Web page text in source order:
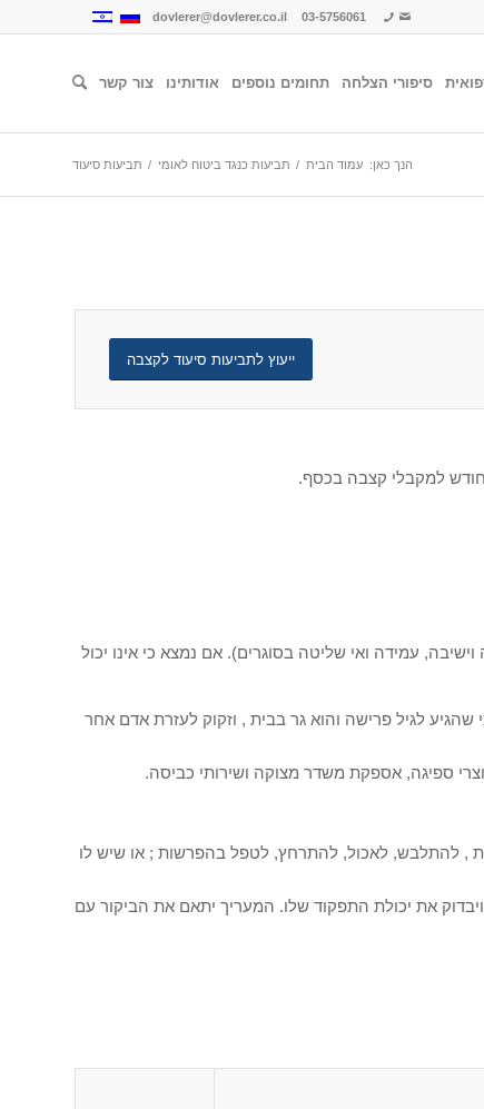
dovlerer@dovlerer.co.il 03-5756061
סיפורי הצלחה תחומים נוספים אודותינו צור קשר
הנך כאן: עמוד הבית / תביעות כנגד ביטוח לאומי / תביעות סיעוד
ייעוץ לתביעות סיעוד לקצבה
עמידה ואי שליטה בסוגרים). אם נמצא כי אינו יכול
לגיל פרישה והוא גר בבית , וזקוק לעזרת אדם אחר
ספיגה, אספקת משדר מצוקה ושירותי כביסה.
, להתלבש, לאכול, להתרחץ, לטפל בהפרשות ; או שיש לו
את יכולת התפקוד שלו. המעריך יתאם את הביקור עם